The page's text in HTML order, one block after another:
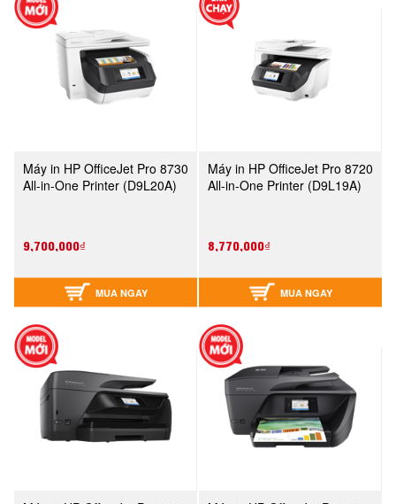
Máy in HP OfficeJet Pro 8730
All-in-One Printer (D9L20A)
9,700,000₫
MUA NGAY
Máy in HP OfficeJet Pro 8720
All-in-One Printer (D9L19A)
8,770,000₫
MUA NGAY